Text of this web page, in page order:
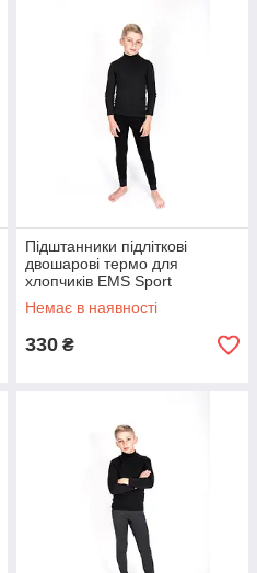
Підштанники підліткові
двошарові термо для
хлопчиків EMS Sport
термокальсони для підлітків
12-13 років
Немає в наявності
330 ₴